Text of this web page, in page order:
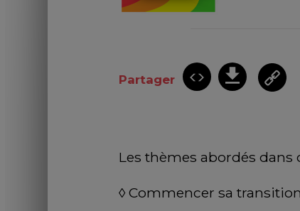
Partager
Les thèmes abordés dans
◊ Commencer sa